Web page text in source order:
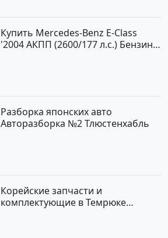
Купить Mercedes-Benz E-Class
'2004 АКПП (2600/177 л.с.) Бензин
Разборка японских авто
Авторазборка №2 Тлюстенхабль
Корейские запчасти и
комплектующие в Темрюке